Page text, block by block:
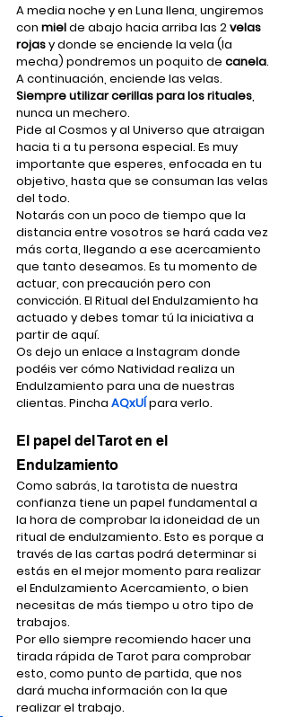
A media noche y en Luna llena, ungiremos
con miel de abajo hacia arriba las 2 velas
rojas y donde se enciende la vela (la
mecha) pondremos un poquito de canela.
A continuación, enciende las velas.
Siempre utilizar cerillas para los rituales,
nunca un mechero.
Pide al Cosmos y al Universo que atraigan
hacia ti a tu persona especial. Es muy
importante que esperes, enfocada en tu
objetivo, hasta que se consuman las velas
del todo.
Notarás con un poco de tiempo que la
distancia entre vosotros se hará cada vez
más corta, llegando a ese acercamiento
que tanto deseamos. Es tu momento de
actuar, con precaución pero con
convicción. El Ritual del Endulzamiento ha
actuado y debes tomar tú la iniciativa a
partir de aquí.
Os dejo un enlace a Instagram donde
podéis ver cómo Natividad realiza un
Endulzamiento para una de nuestras
clientas. Pincha AQxUÍ para verlo.
El papel del Tarot en el
Endulzamiento
Como sabrás, la tarotista de nuestra
confianza tiene un papel fundamental a
la hora de comprobar la idoneidad de un
ritual de endulzamiento. Esto es porque a
través de las cartas podrá determinar si
estás en el mejor momento para realizar
el Endulzamiento Acercamiento, o bien
necesitas de más tiempo u otro tipo de
trabajos.
Por ello siempre recomiendo hacer una
tirada rápida de Tarot para comprobar
esto, como punto de partida, que nos
dará mucha información con la que
realizar el trabajo.